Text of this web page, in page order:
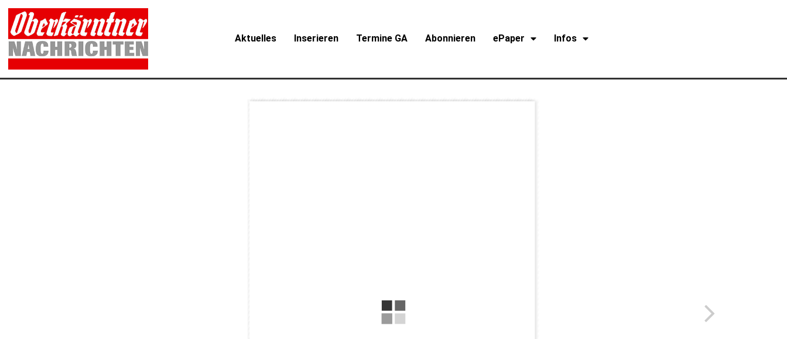
Aktuelles Inserieren Termine GA Abonnieren ePaper Infos